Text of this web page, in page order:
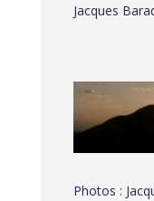
Jacques
Photos :